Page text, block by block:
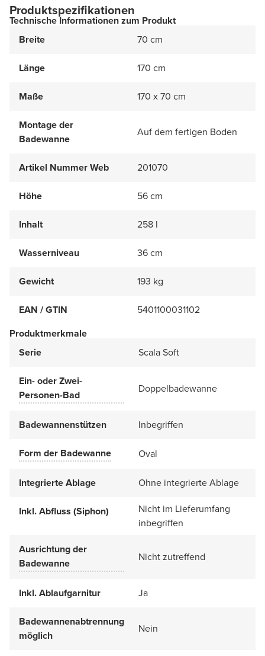
Produktspezifikationen
Technische Informationen zum Produkt
Breite
70 cm
Länge 170 cm
Maße 170 x 70 cm
Montage der
Badewanne
Auf dem fertigen Boden
Artikel Nummer Web 201070
Höhe 56 cm
Inhalt 258 l
Wasserniveau 36 cm
Gewicht 193 kg
EAN / GTIN
5401100031102
Produktmerkmale
Serie
Scala Soft
Ein- oder Zwei-
Personen-Bad
Doppelbadewanne
Badewannenstützen Inbegriffen
Form der Badewanne Oval
Integrierte Ablage Ohne integrierte Ablage
Inkl. Abfluss (Siphon)
Nicht im Lieferumfang
inbegriffen
Ausrichtung der
Badewanne
Nicht zutreffend
Inkl. Ablaufgarnitur Ja
Badewannenabtrennung
möglich
Nein